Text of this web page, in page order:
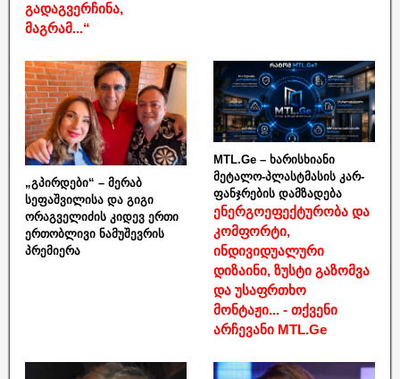
გადაგვერჩინა,
მაგრამ...“
„გპირდები“ – მერაბ
სეფაშვილისა და გიგი
ორაგველიძის კიდევ ერთი
ერთობლივი ნამუშევრის
პრემიერა
MTL.Ge – ხარისხიანი
მეტალო-პლასტმასის კარ-
ფანჯრების დამზადება
ენერგოეფექტურობა და
კომფორტი,
ინდივიდუალური
დიზაინი, ზუსტი გაზომვა
და უსაფრთხო
მონტაჟი... - თქვენი
არჩევანი MTL.Ge